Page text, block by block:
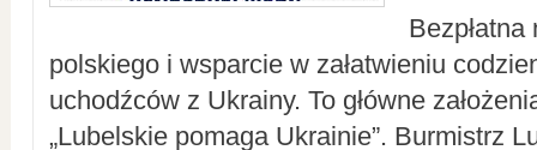
polskiego i wsparcie w załatwieniu
uchodźców z Ukrainy. To główne
„Lubelskie pomaga Ukrainie”. Burmistrz